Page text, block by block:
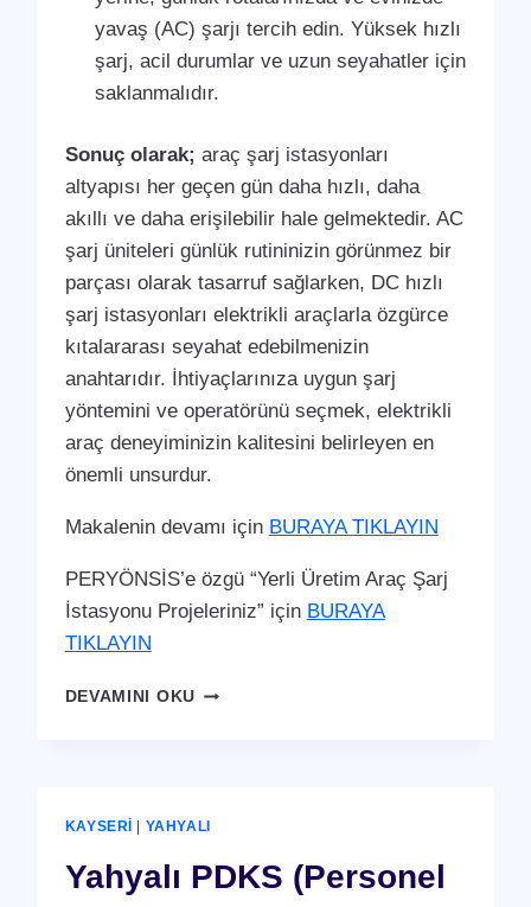
yavaş (AC) şarjı tercih edin. Yüksek hızlı
şarj, acil durumlar ve uzun seyahatler için
saklanmalıdır.
Sonuç olarak; araç şarj istasyonları
altyapısı her geçen gün daha hızlı, daha
akıllı ve daha erişilebilir hale gelmektedir. AC
şarj üniteleri günlük rutininizin görünmez bir
parçası olarak tasarruf sağlarken, DC hızlı
şarj istasyonları elektrikli araçlarla özgürce
kıtalararası seyahat edebilmenizin
anahtarıdır. İhtiyaçlarınıza uygun şarj
yöntemini ve operatörünü seçmek, elektrikli
araç deneyiminizin kalitesini belirleyen en
önemli unsurdur.
Makalenin devamı için BURAYA TIKLAYIN
PERYÖNSİS’e özgü “Yerli Üretim Araç Şarj
İstasyonu Projeleriniz” için BURAYA
TIKLAYIN
DEVAMINI OKUYAHYALI
KAYSERI YAHYALI
Yahyalı PDKS (Personel